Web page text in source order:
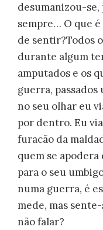
desumanizou-
sempre… O que
de sentir?Todos
durante algum
amputados e os
guerra, passados
no seu olhar eu
por dentro. Eu
furacão da
quem se
para o seu
numa guerra, é
mede, mas
não falar?